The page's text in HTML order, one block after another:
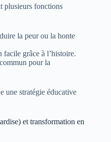
plusieurs fonctions
la peur ou la honte
facile grâce à l’histoire.
pour la
une stratégie éducative
et transformation en